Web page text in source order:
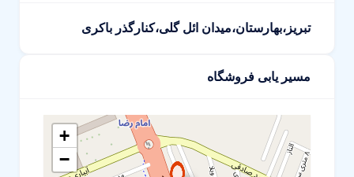
تبریز،بهارستان،میدان ائل گلی،کنارگذر باکری
مسیر یابی فروشگاه
+
−